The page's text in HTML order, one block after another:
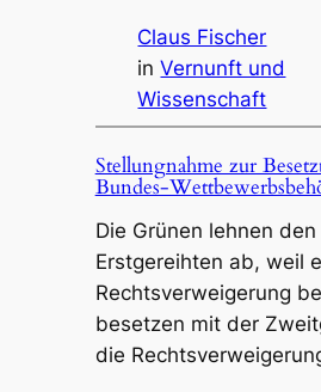
Claus Fischer
inVernunft und
Wissenschaft
Stellungnahme zur
Bundes-
Die Grünen lehnen den
Erstgereihten ab, weil
Rechtsverweigerung
besetzen mit der
die